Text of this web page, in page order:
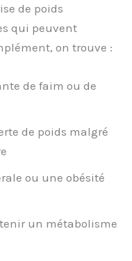
de poids
qui peuvent
on trouve :
de faim ou de
de poids malgré
ou une obésité
un métabolisme